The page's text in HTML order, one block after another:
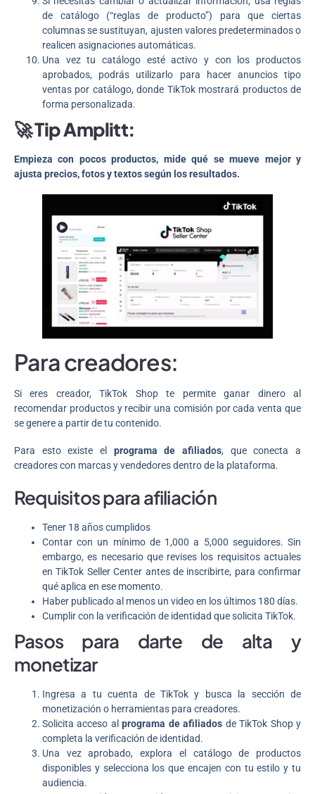
de catálogo (“reglas de producto”) para que ciertas
columnas se sustituyan, ajusten valores predeterminados o
realicen asignaciones automáticas.
Una vez tu catálogo esté activo y con los productos
aprobados, podrás utilizarlo para hacer anuncios tipo
ventas por catálogo, donde TikTok mostrará productos de
forma personalizada.
🚀 Tip Amplitt:
Empieza con pocos productos, mide qué se mueve mejor y
ajusta precios, fotos y textos según los resultados.
Para creadores:
Si eres creador, TikTok Shop te permite ganar dinero al
recomendar productos y recibir una comisión por cada venta que
se genere a partir de tu contenido.
Para esto existe el programa de afiliados, que conecta a
creadores con marcas y vendedores dentro de la plataforma.
Requisitos para afiliación
Tener 18 años cumplidos
Contar con un mínimo de 1,000 a 5,000 seguidores. Sin
embargo, es necesario que revises los requisitos actuales
en TikTok Seller Center antes de inscribirte, para confirmar
qué aplica en ese momento.
Haber publicado al menos un video en los últimos 180 días.
Cumplir con la verificación de identidad que solicita TikTok.
Pasos para darte de alta y
monetizar
Ingresa a tu cuenta de TikTok y busca la sección de
monetización o herramientas para creadores.
Solicita acceso alprograma de afiliados de TikTok Shop y
completa la verificación de identidad.
Una vez aprobado, explora el catálogo de productos
disponibles y selecciona los que encajen con tu estilo y tu
audiencia.